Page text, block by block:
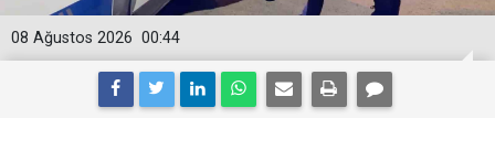
00:44
08 Ağustos 2026